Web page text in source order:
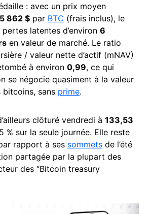
: avec un prix moyen
862 $ par BTC (frais inclus), le
latentes d’environ 6
en valeur de marché. Le ratio
/ valeur nette d’actif (mNAV)
à environ 0,99, ce qui
se négocie quasiment à la valeur
sans prime.
clôturé vendredi à 133,53
% sur la seule journée. Elle reste
rapport à ses sommets de l’été
partagée par la plupart des
des “Bitcoin treasury